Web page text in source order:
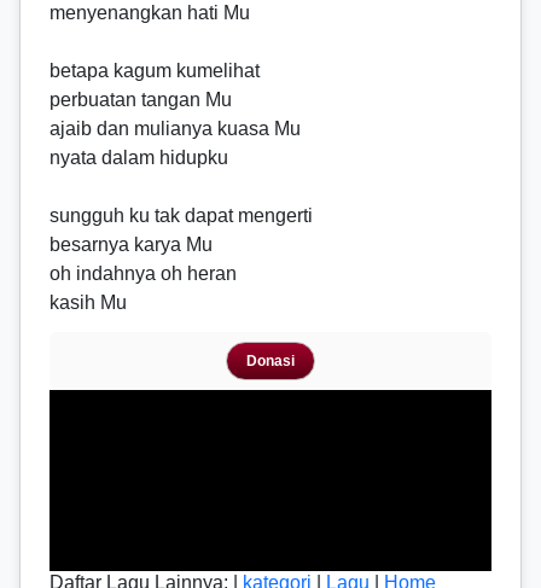
menyenangkan hati Mu
betapa kagum kumelihat
perbuatan tangan Mu
ajaib dan mulianya kuasa Mu
nyata dalam hidupku
sungguh ku tak dapat mengerti
besarnya karya Mu
oh indahnya oh heran
kasih Mu
Donasi
Daftar Lagu Lainnya: | kategori Lagu
Home